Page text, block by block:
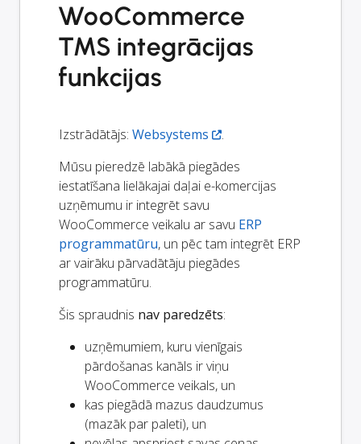
WooCommerce
TMS integrācijas
funkcijas
Izstrādātājs: Websystems
.
Mūsu pieredzē labākā piegādes
iestatīšana lielākajai daļai e-komercijas
uzņēmumu ir integrēt savu
WooCommerce veikalu ar savu ERP
programmatūru, un pēc tam integrēt ERP
ar vairāku pārvadātāju piegādes
programmatūru.
Šis spraudnis nav paredzēts:
uzņēmumiem, kuru vienīgais
pārdošanas kanāls ir viņu
WooCommerce veikals, un
kas piegādā mazus daudzumus
(mazāk par paleti), un